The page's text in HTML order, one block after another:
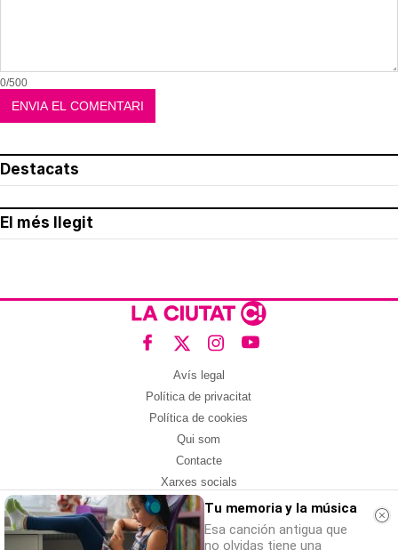
0/500
Destacats
El més llegit
Avís legal
Política de privacitat
Política de cookies
Qui som
Contacte
Xarxes socials
Amb col·laboració de:Tu memoria y la música
Esa canción antigua que
no olvidas tiene una